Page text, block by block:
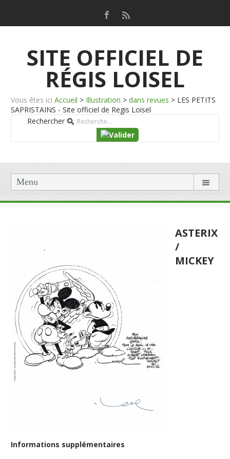
SITE OFFICIEL DE
RÉGIS LOISEL
Vous êtes ici Accueil > Illustration > dans revues > LES PETITS
SAPRISTAINS - Site officiel de Regis Loisel
Rechercher
Menu
ASTERIX
/
MICKEY
Informations supplémentaires